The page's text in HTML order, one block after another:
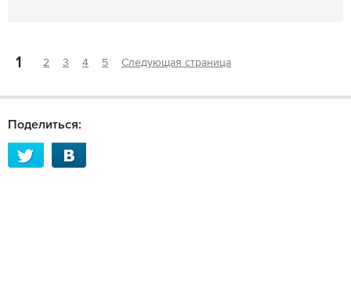
1 2 3 4 5 Следующая страница
Поделиться: